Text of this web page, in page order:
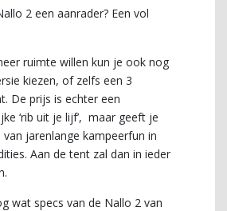
2 een aanrader? Een vol
ruimte willen kun je ook nog
kiezen, of zelfs een 3
De prijs is echter een
‘rib uit je lijf’, maar geeft je
jarenlange kampeerfun in
Aan de tent zal dan in ieder
wat specs van de Nallo 2 van